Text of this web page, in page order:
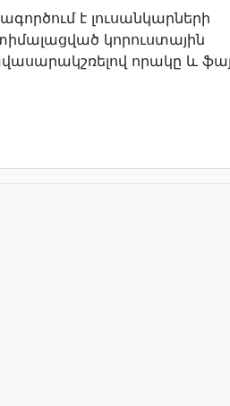
է լուսանկարների
կորուստային
որակը և